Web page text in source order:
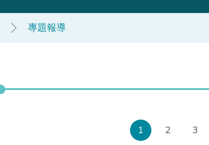
專題報導
1 2 3